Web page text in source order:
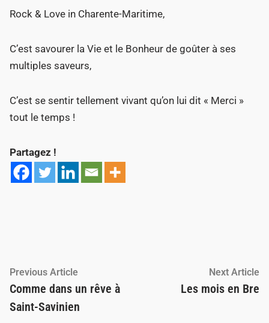
Rock & Love in Charente-Maritime,
C’est savourer la Vie et le Bonheur de goûter à ses
multiples saveurs,
C’est se sentir tellement vivant qu’on lui dit « Merci »
tout le temps !
Partagez !
Navigation
de
l’article
Previous Article
article:
Comme dans un rêve à
Saint-Savinien
Next Article
Les mois en Bre